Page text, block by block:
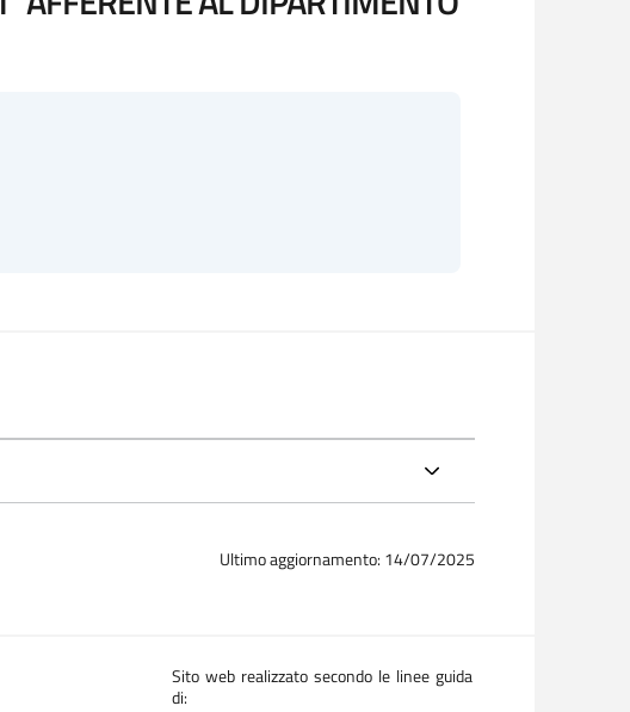
Ultimo aggiornamento: 14/07/2025
Sito web realizzato secondo le linee guida
di: